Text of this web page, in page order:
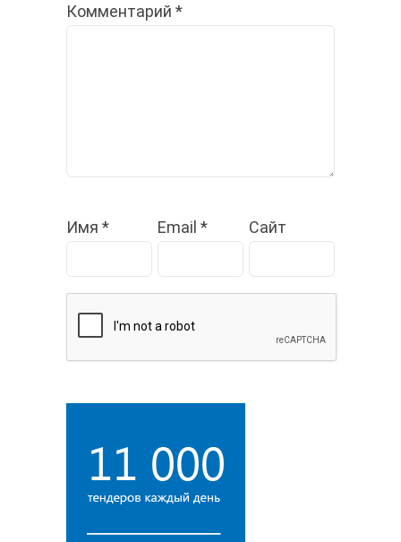
Комментарий *
Имя * Email * Сайт